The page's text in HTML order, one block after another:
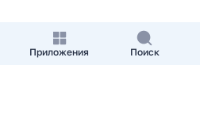
Приложения Поиск